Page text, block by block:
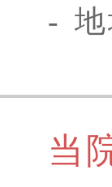
当